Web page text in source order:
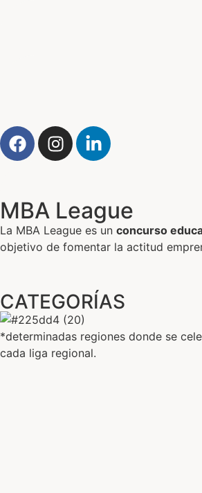
MBA League
La MBA League es un concurso
objetivo de fomentar la actitud
CATEGORÍAS
*determinadas regiones donde se
cada liga regional.